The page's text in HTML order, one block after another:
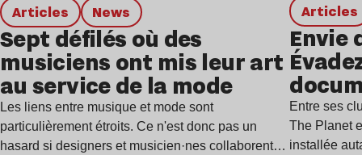
Articles news
Sept défilés où des
musiciens ont mis leur art
au service de la mode
Les liens entre musique et mode sont
particulièrement étroits. Ce n'est donc pas un
hasard si designers et musicien·nes collaborent…
Articles
Envie
Entre ses
The Planet
installée